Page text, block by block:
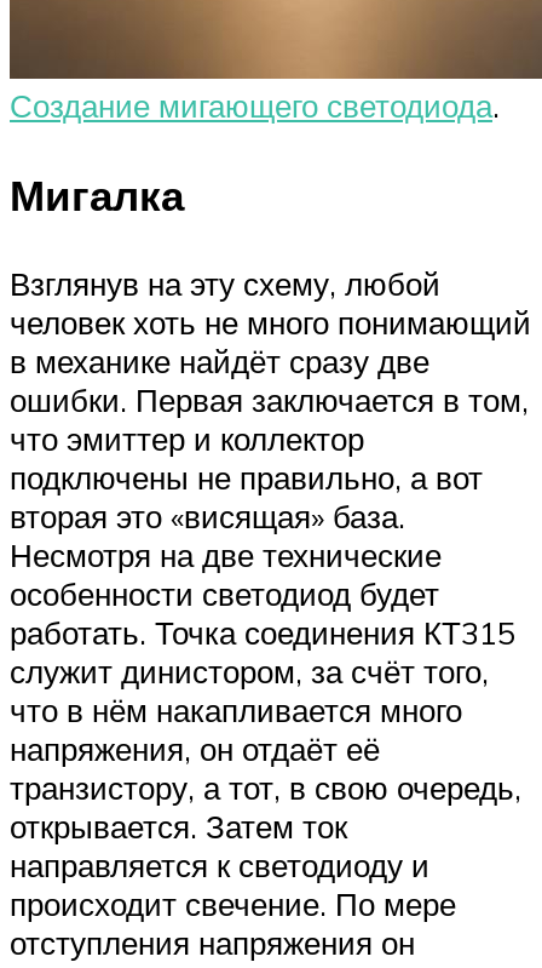
Создание мигающего светодиода.
Мигалка
Взглянув на эту схему, любой
человек хоть не много понимающий
в механике найдёт сразу две
ошибки. Первая заключается в том,
что эмиттер и коллектор
подключены не правильно, а вот
вторая это «висящая» база.
Несмотря на две технические
особенности светодиод будет
работать. Точка соединения КТ315
служит динистором, за счёт того,
что в нём накапливается много
напряжения, он отдаёт её
транзистору, а тот, в свою очередь,
открывается. Затем ток
направляется к светодиоду и
происходит свечение. По мере
отступления напряжения он